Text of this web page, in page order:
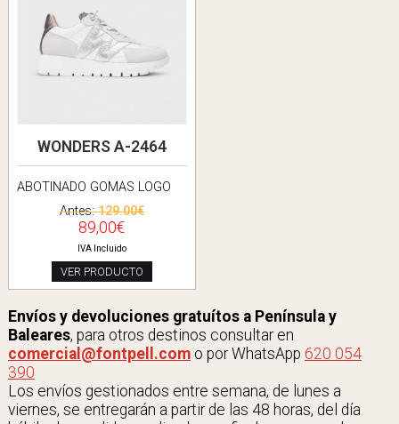
WONDERS A-2464
ABOTINADO GOMAS LOGO
Antes:129.00€
89,00€
IVA Incluido
VER PRODUCTO
Envíos y devoluciones gratuítos a Península y
Baleares, para otros destinos consultar en
comercial@fontpell.como por WhatsApp 620 054
390
Los envíos gestionados entre semana, de lunes a
viernes, se entregarán a partir de las 48 horas, del día